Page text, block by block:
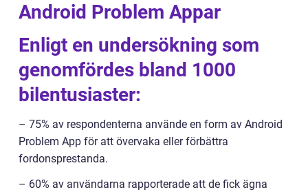
Android Problem Appar
Enligt en undersökning som
genomfördes bland 1000
bilentusiaster:
– 75% av respondenterna använde en form av Android
Problem App för att övervaka eller förbättra
fordonsprestanda.
– 60% av användarna rapporterade att de fick ägna